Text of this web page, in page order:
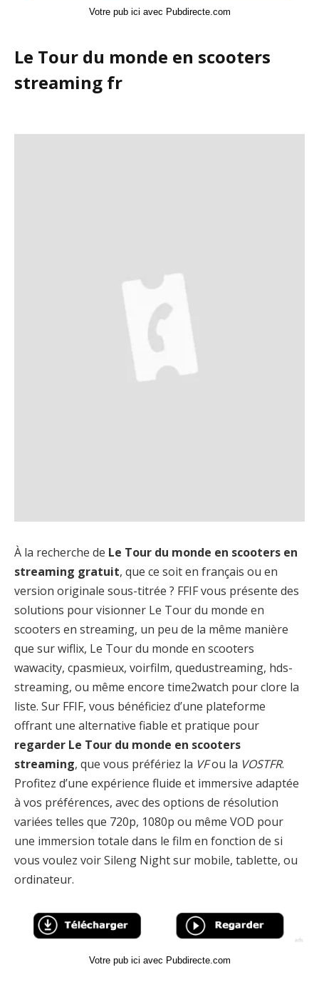
Votre pub ici avec Pubdirecte.com
Le Tour du monde en scooters
streaming fr
À la recherche de Le Tour du monde en scooters en
streaming gratuit, que ce soit en français ou en
version originale sous-titrée ? FFIF vous présente des
solutions pour visionner Le Tour du monde en
scooters en streaming, un peu de la même manière
que sur wiflix, Le Tour du monde en scooters
wawacity, cpasmieux, voirfilm, quedustreaming, hds-
streaming, ou même encore time2watch pour clore la
liste. Sur FFIF, vous bénéficiez d’une plateforme
offrant une alternative fiable et pratique pour
regarder Le Tour du monde en scooters
streaming, que vous préfériez la VFou la VOSTFR.
Profitez d’une expérience fluide et immersive adaptée
à vos préférences, avec des options de résolution
variées telles que 720p, 1080p ou même VOD pour
une immersion totale dans le film en fonction de si
vous voulez voir Sileng Night sur mobile, tablette, ou
ordinateur.
Votre pub ici avec Pubdirecte.com